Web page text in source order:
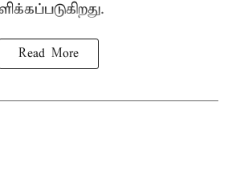
Read More